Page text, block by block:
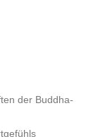
der Buddha-